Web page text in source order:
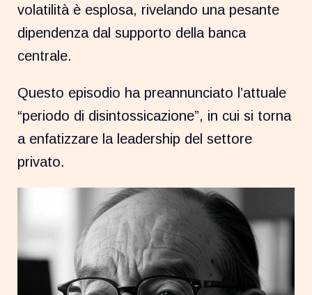
volatilità è esplosa, rivelando una pesante
dipendenza dal supporto della banca
centrale.
Questo episodio ha preannunciato l’attuale
“periodo di disintossicazione”, in cui si torna
a enfatizzare la leadership del settore
privato.